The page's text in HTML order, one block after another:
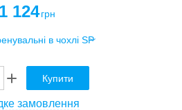
1 124 грн
Купити
замовлення